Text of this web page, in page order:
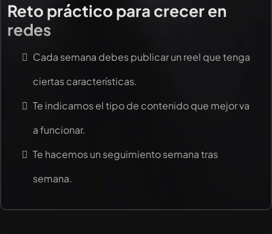
Reto práctico para crecer en
redes
Cada semana debes publicar un reel que tenga
ciertas características.
Te indicamos el tipo de contenido que mejor va
a funcionar.
Te hacemos un seguimiento semana tras
semana.